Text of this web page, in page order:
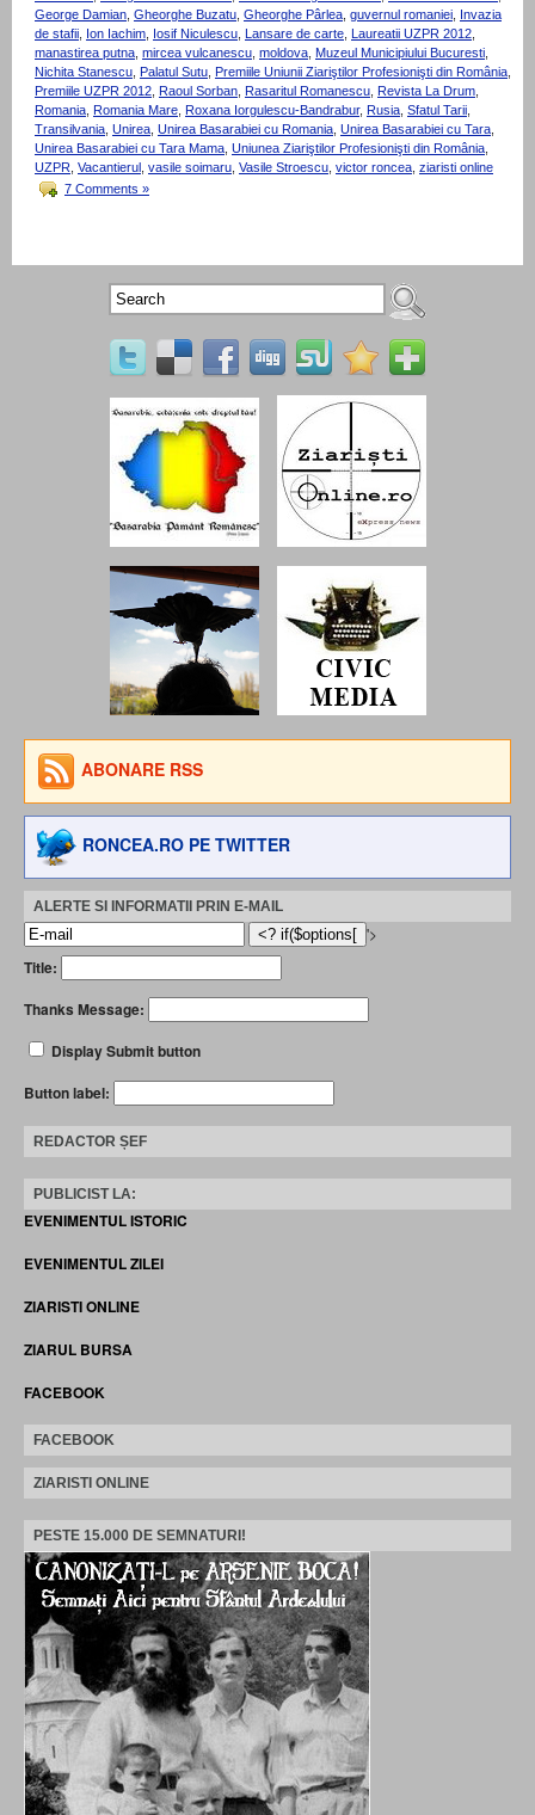
George Damian, Gheorghe Buzatu, Gheorghe Pârlea, guvernul romaniei, Invazia
de stafii, Ion Iachim, Iosif Niculescu, Lansare de carte, Laureatii UZPR 2012,
manastirea putna, mircea vulcanescu, moldova, Muzeul Municipiului Bucuresti,
Nichita Stanescu, Palatul Sutu, Premiile Uniunii Ziariştilor Profesionişti din România,
Premiile UZPR 2012, Raoul Sorban, Rasaritul Romanescu, Revista La Drum,
Romania, Romania Mare, Roxana Iorgulescu-Bandrabur, Rusia, Sfatul Tarii,
Transilvania, Unirea, Unirea Basarabiei cu Romania, Unirea Basarabiei cu Tara,
Unirea Basarabiei cu Tara Mama, Uniunea Ziariştilor Profesionişti din România,
UZPR, Vacantierul , vasile soimaru, Vasile Stroescu, victor roncea, ziaristi online
7 Comments »
ABONARE RSS
RONCEA.RO PE TWITTER
ALERTE SI INFORMATII PRIN E-MAIL
'>
Title:
Thanks Message:
Display Submit button
Button label:
REDACTOR ȘEF
PUBLICIST LA:
EVENIMENTUL ISTORIC
EVENIMENTUL ZILEI
ZIARISTI ONLINE
ZIARUL BURSA
FACEBOOK
FACEBOOK
ZIARISTI ONLINE
PESTE 15.000 DE SEMNATURI!